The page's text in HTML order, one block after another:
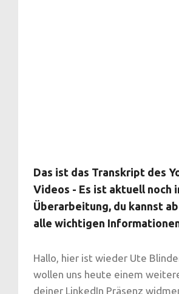
Das ist das Transkript des
Videos - Es ist aktuell noch
Überarbeitung, du kannst
alle wichtigen
Hallo, hier ist wieder Ute
wollen uns heute einem
deiner LinkedIn Präsenz